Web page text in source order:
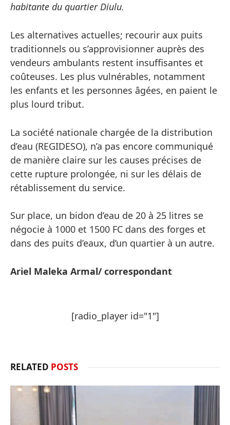
habitante du quartier Diulu.
Les alternatives actuelles; recourir aux puits
traditionnels ou s’approvisionner auprès des
vendeurs ambulants restent insuffisantes et
coûteuses. Les plus vulnérables, notamment
les enfants et les personnes âgées, en paient le
plus lourd tribut.
La société nationale chargée de la distribution
d’eau (REGIDESO), n’a pas encore communiqué
de manière claire sur les causes précises de
cette rupture prolongée, ni sur les délais de
rétablissement du service.
Sur place, un bidon d’eau de 20 à 25 litres se
négocie à 1000 et 1500 FC dans des forges et
dans des puits d’eaux, d’un quartier à un autre.
Ariel Maleka Armal/ correspondant
[radio_player id="1"]
RELATED POSTS